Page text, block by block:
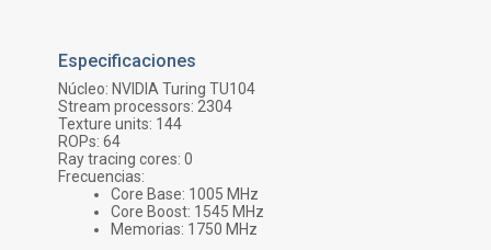
Especificaciones
Núcleo: NVIDIA Turing TU104
Stream processors: 2304
Texture units: 144
ROPs: 64
Ray tracing cores: 0
Frecuencias:
Core Base: 1005 MHz
Core Boost: 1545 MHz
Memorias: 1750 MHz